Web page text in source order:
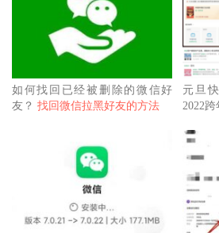
如何找回已经被删除的微信好
友？ 找回微信拉黑好友的方法
元旦
2022